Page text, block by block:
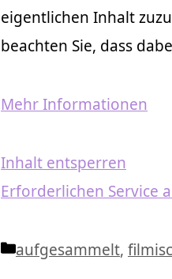
eigentlichen Inhalt
beachten Sie, dass
Mehr Informationen
Inhalt entsperren
Erforderlichen Service
Kategorien
aufgesammelt,